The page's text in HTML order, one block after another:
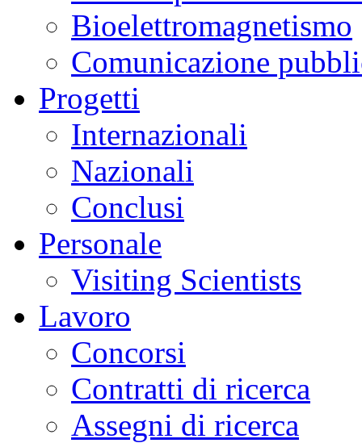
Bioelettromagnetismo
Comunicazione
Progetti
Internazionali
Nazionali
Conclusi
Personale
Visiting Scientists
Lavoro
Concorsi
Contratti di ricerca
Assegni di ricerca